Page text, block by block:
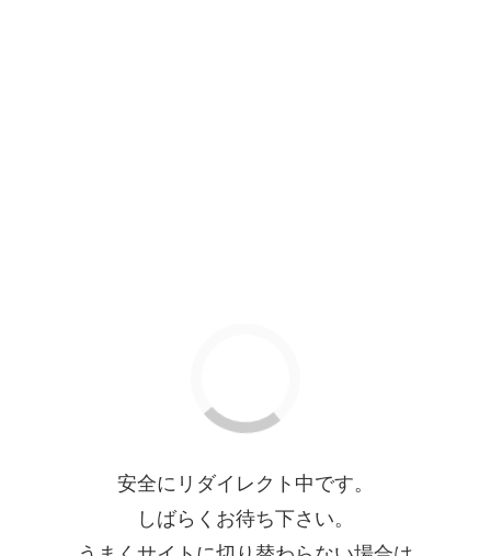
安全にリダイレクト中です。
しばらくお待ち下さい。